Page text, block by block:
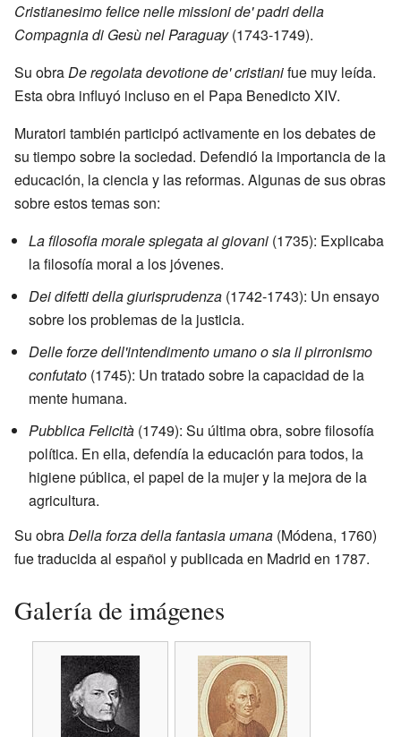
Cristianesimo felice nelle missioni de' padri della
Compagnia di Gesù nel Paraguay(1743-1749).
Su obraDe regolata devotione de' cristianifue muy leída.
Esta obra influyó incluso en el Papa Benedicto XIV.
Muratori también participó activamente en los debates de
su tiempo sobre la sociedad. Defendió la importancia de la
educación, la ciencia y las reformas. Algunas de sus obras
sobre estos temas son:
La filosofia morale spiegata ai giovani (1735): Explicaba
la filosofía moral a los jóvenes.
Dei difetti della giurisprudenza (1742-1743): Un ensayo
sobre los problemas de la justicia.
Delle forze dell'intendimento umano o sia il pirronismo
confutato (1745): Un tratado sobre la capacidad de la
mente humana.
Pubblica Felicità (1749): Su última obra, sobre filosofía
política. En ella, defendía la educación para todos, la
higiene pública, el papel de la mujer y la mejora de la
agricultura.
Su obraDella forza della fantasia umana (Módena, 1760)
fue traducida al español y publicada en Madrid en 1787.
Galería de imágenes